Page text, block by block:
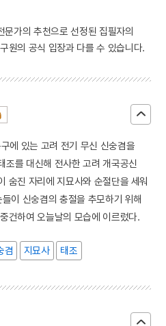
가의 추천으로 선정된 집필자의
원의 공식 입장과 다를 수 있습니다.
에 있는 고려 전기 무신 신숭겸을
조를 대신해 전사한 고려 개국공신
숨진 자리에 지묘사와 순절단을 세워
이 신숭겸의 충절을 추모하기 위해
건하여 오늘날의 모습에 이르렀다.
겸 지묘사 태조